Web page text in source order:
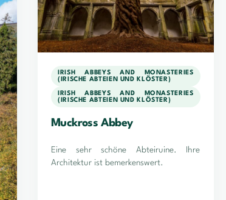
IRISH ABBEYS AND MONASTERIES
(IRISCHE ABTEIEN UND KLÖSTER)
IRISH ABBEYS AND MONASTERIES
(IRISCHE ABTEIEN UND KLÖSTER)
Muckross Abbey
Eine sehr schöne Abteiruine. Ihre
Architektur ist bemerkenswert.